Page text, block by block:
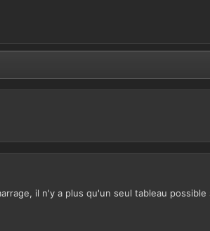
il n'y a plus qu'un seul tableau